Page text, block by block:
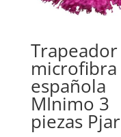
Trapeador
microfibra
española
MInimo 3
piezas Pjar